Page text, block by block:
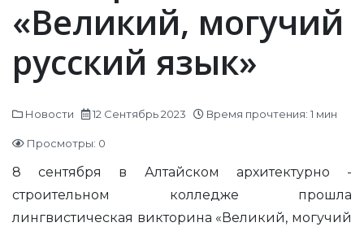
«Великий, могучий
русский язык»
Новости 12 Сентябрь 2023 Время прочтения: 1 мин
Просмотры: 0
8 сентября в Алтайском архитектурно -
строительном колледже прошла
лингвистическая викторина «Великий, могучий